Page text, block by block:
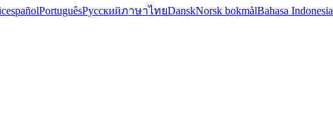
españolPortuguêsРусскийภาษาไทยDanskNorsk bokmålBahasa Indonesia